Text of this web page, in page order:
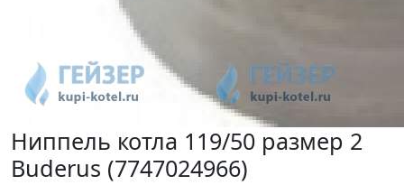
Ниппель котла 119/50 размер 2
Buderus (7747024966)